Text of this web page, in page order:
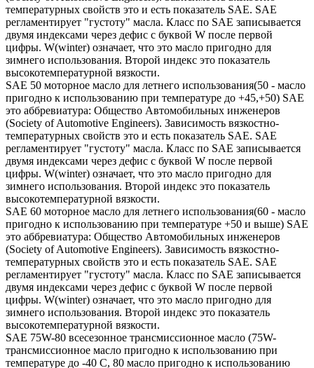
температурных свойств это и есть показатель SAE. SAE
регламентирует "густоту" масла. Класс по SAE записывается
двумя индексами через дефис с буквой W после первой
цифры. W(winter) означает, что это масло пригодно для
зимнего использования. Второй индекс это показатель
высокотемпературной вязкости.
SAE 50 моторное масло для летнего использования(50 - масло
пригодно к использованию при температуре до +45,+50) SAE
это аббревиатура: Общество Автомобильных инженеров
(Society of Automotive Engineers). Зависимость вязкостно-
температурных свойств это и есть показатель SAE. SAE
регламентирует "густоту" масла. Класс по SAE записывается
двумя индексами через дефис с буквой W после первой
цифры. W(winter) означает, что это масло пригодно для
зимнего использования. Второй индекс это показатель
высокотемпературной вязкости.
SAE 60 моторное масло для летнего использования(60 - масло
пригодно к использованию при температуре +50 и выше) SAE
это аббревиатура: Общество Автомобильных инженеров
(Society of Automotive Engineers). Зависимость вязкостно-
температурных свойств это и есть показатель SAE. SAE
регламентирует "густоту" масла. Класс по SAE записывается
двумя индексами через дефис с буквой W после первой
цифры. W(winter) означает, что это масло пригодно для
зимнего использования. Второй индекс это показатель
высокотемпературной вязкости.
SAE 75W-80 всесезонное трансмиссионное масло (75W-
трансмиссионное масло пригодно к использованию при
температуре до -40 С, 80 масло пригодно к использованию